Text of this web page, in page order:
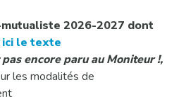
mutualiste 2026-2027 dont
le texte
pas encore paru au Moniteur !,
les modalités de